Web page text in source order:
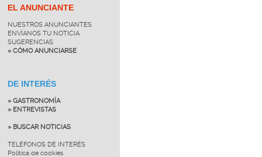
EL ANUNCIANTE
NUESTROS ANUNCIANTES
ENVÍANOS TU NOTICIA
SUGERENCIAS
» CÓMO ANUNCIARSE
DE INTERÉS
» GASTRONOMÍA
» ENTREVISTAS
» BUSCAR NOTICIAS
TELÉFONOS DE INTERÉS
Política de cookies